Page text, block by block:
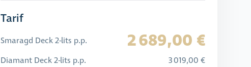
Tarif
Smaragd Deck 2-lits p.p. 2 689,00 €
Diamant Deck 2-lits p.p.
3 019,00 €